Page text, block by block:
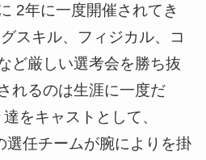
2年に一度開催されてき
スキル、フィジカル、コ
ど厳しい選考会を勝ち抜
れるのは生涯に一度だ
をキャストとして、
選任チームが腕によりを掛